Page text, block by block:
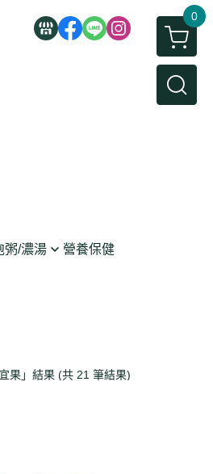
0
粥/濃湯
營養保健
果」結果 (共 21 筆結果)